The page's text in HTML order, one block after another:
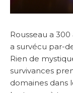
Rousseau a
a survécu par-
Rien de
survivances
domaines dans